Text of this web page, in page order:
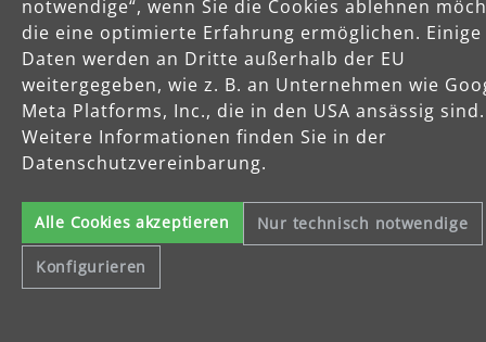
Celsiusstraße 20
04420 Markranstädt
Telefon: +49 (0) 34205 9 27 94 00
Fax: +49 (0) 34205 9 27 94 29
info@menzer-tools.com
Datenschutzerklärung
notwendige“, wenn Sie die Cookies ablehnen
die eine optimierte Erfahrung ermöglichen.
Daten werden an Dritte außerhalb der EU
weitergegeben, wie z. B. an Unternehmen wie
Meta Platforms, Inc., die in den USA ansässig sind.
Weitere Informationen finden Sie in der
Datenschutzvereinbarung.
Alle Cookies akzeptieren Nur technisch notwendige
Konfigurieren